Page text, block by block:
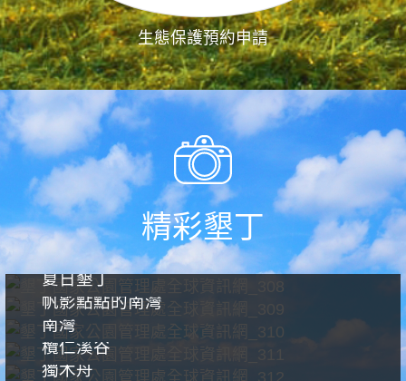
生態保護預約申請
精彩墾丁
夏日墾丁
帆影點點的南灣
南灣
欖仁溪谷
獨木舟